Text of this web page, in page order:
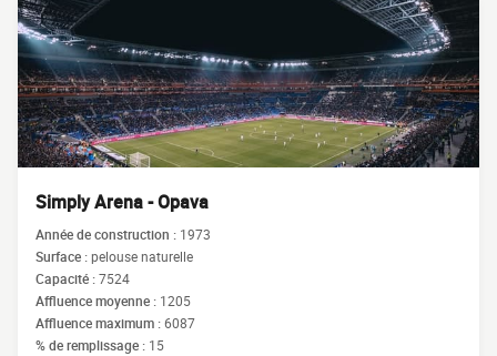
Simply Arena - Opava
Année de construction : 1973
Surface :pelouse naturelle
Capacité :7524
Affluence moyenne : 1205
Affluence maximum :6087
% de remplissage : 15